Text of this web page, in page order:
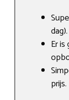
dag).
Er
prijs.